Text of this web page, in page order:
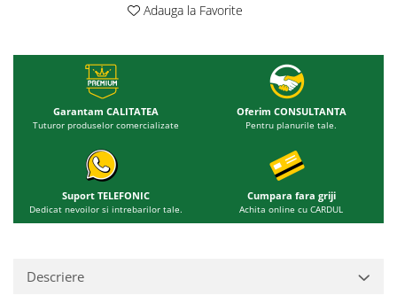
Adauga la Favorite
Garantam CALITATEA
Tuturor produselor comercializate
Oferim CONSULTANTA
Pentru planurile tale.
Suport TELEFONIC
Dedicat nevoilor si intrebarilor tale.
Cumpara fara griji
Achita online cu CARDUL
Descriere